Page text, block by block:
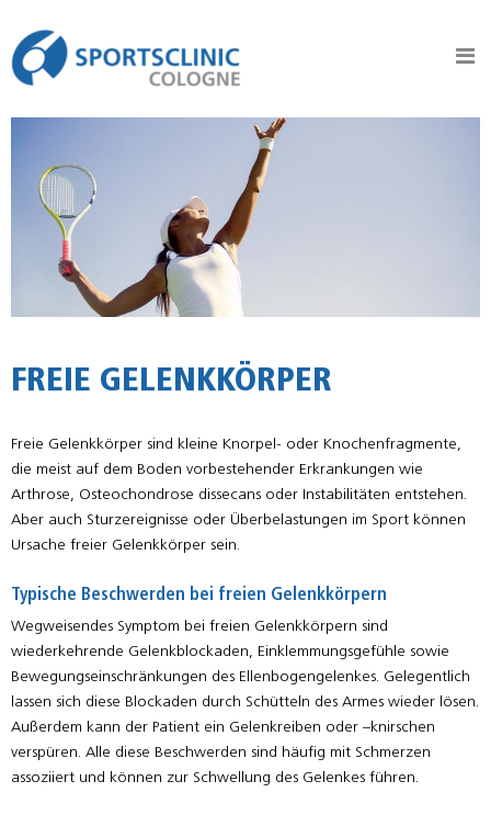
FREIE GELENKKÖRPER
Freie Gelenkkörper sind kleine Knorpel- oder Knochenfragmente,
die meist auf dem Boden vorbestehender Erkrankungen wie
Arthrose, Osteochondrose dissecans oder Instabilitäten entstehen.
Aber auch Sturzereignisse oder Überbelastungen im Sport können
Ursache freier Gelenkkörper sein.
Typische Beschwerden bei freien Gelenkkörpern
Wegweisendes Symptom bei freien Gelenkkörpern sind
wiederkehrende Gelenkblockaden, Einklemmungsgefühle sowie
Bewegungseinschränkungen des Ellenbogengelenkes. Gelegentlich
lassen sich diese Blockaden durch Schütteln des Armes wieder lösen.
Außerdem kann der Patient ein Gelenkreiben oder –knirschen
verspüren. Alle diese Beschwerden sind häufig mit Schmerzen
assoziiert und können zur Schwellung des Gelenkes führen.